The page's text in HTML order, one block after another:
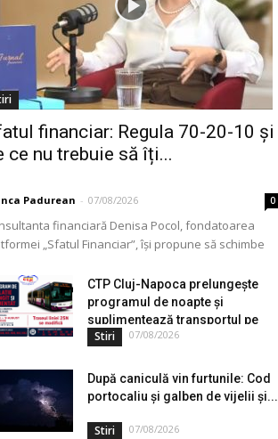
financiar: Regula 70-20-10 și
ce nu trebuie să îți...
Padurean - 07/08/2026 0
financiară Denisa Pocol, fondatoarea
„Sfatul Financiar”, își propune să schimbe
de peste...CTP Cluj-Napoca prelungește
programul de noapte și
suplimentează transportul pe
durata...
Stiri 07/08/2026
După caniculă vin furtunile: Cod
portocaliu și galben de vijelii și...
Stiri 07/08/2026